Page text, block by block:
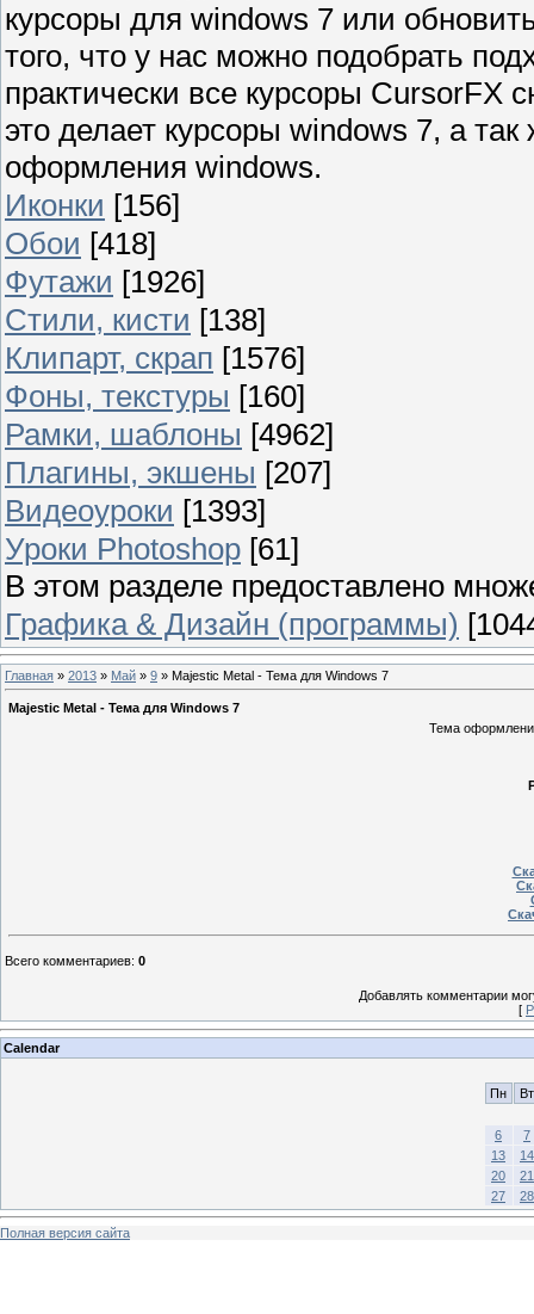
курсоры для windows 7 или
того, что у нас можно подобрать
практически все курсоры
это делает курсоры windows 7, а
оформления windows.
Иконки [156]
Обои [418]
Футажи [1926]
Стили, кисти [138]
Клипарт, скрап [1576]
Фоны, текстуры [160]
Рамки, шаблоны [4962]
Плагины, экшены [207]
Видеоуроки [1393]
Уроки Photoshop [61]
В этом разделе предоставлено
Графика & Дизайн (программы)
Главная » 2013 » Май » 9 » Majestic Metal - Тема для Windows 7
Majestic Metal - Тема для Windows 7
Тема
Всего комментариев: 0
Добавлять комментарии
[
Calendar
Пн Вт
6
7
13
14
20
21
27
28
Полная версия сайта